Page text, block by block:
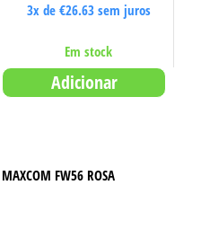
3x de €26.63sem juros
Em stock
Adicionar
MAXCOM FW56 ROSA